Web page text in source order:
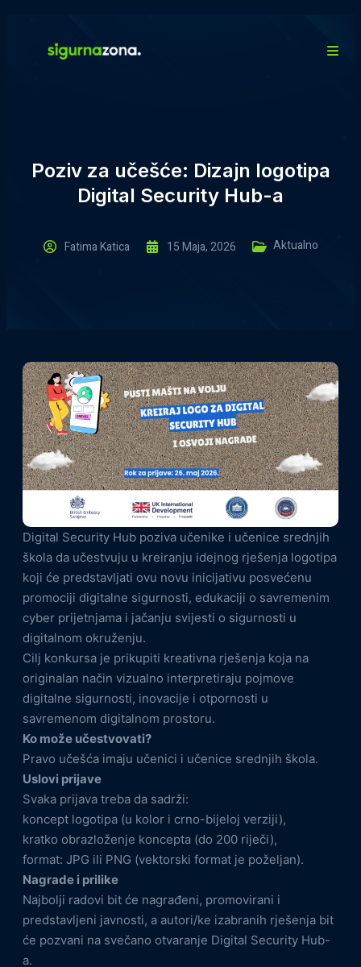
Poziv za učešće: Dizajn logotipa
Digital Security Hub-a
Fatima Katica 15 Maja, 2026 Aktualno
Digital Security Hub poziva učenike i učenice srednjih
škola da učestvuju u kreiranju idejnog rješenja logotipa
koji će predstavljati ovu novu inicijativu posvećenu
promociji digitalne sigurnosti, edukaciji o savremenim
cyber prijetnjama i jačanju svijesti o sigurnosti u
digitalnom okruženju.
Cilj konkursa je prikupiti kreativna rješenja koja na
originalan način vizualno interpretiraju pojmove
digitalne sigurnosti, inovacije i otpornosti u
savremenom digitalnom prostoru.
Ko može učestvovati?
Pravo učešća imaju učenici i učenice srednjih škola.
Uslovi prijave
Svaka prijava treba da sadrži:
koncept logotipa (u kolor i crno-bijeloj verziji),
kratko obrazloženje koncepta (do 200 riječi),
format: JPG ili PNG (vektorski format je poželjan).
Nagrade i prilike
Najbolji radovi bit će nagrađeni, promovirani i
predstavljeni javnosti, a autori/ke izabranih rješenja bit
će pozvani na svečano otvaranje Digital Security Hub-
a.